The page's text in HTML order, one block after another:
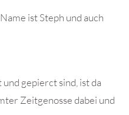
ist Steph und auch
gepierct sind, ist da
Zeitgenosse dabei und